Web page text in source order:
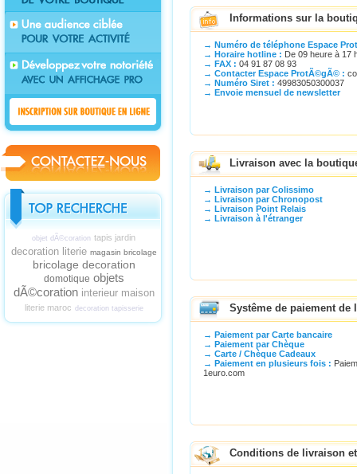
objet dÃ©coration tapis jardin
decoration literie magasin bricolage
bricolage decoration
domotique objets
dÃ©coration interieur maison
literie maroc decoration tapisserie
Informations sur la
→ Numéro de téléphone Espace
→ Horaire hotline : De 09 heure à 17
→ FAX : 04 91 87 08 93
→ Contacter Espace ProtÃ©gÃ© :
→ Numéro Siret : 49983050300037
→ Envoie mensuel de newsletter
Livraison avec la
→ Livraison par Colissimo
→ Livraison par Chronopost
→ Livraison Point Relais
→ Livraison à l'étranger
Systême de paiement
→ Paiement par Carte bancaire
→ Paiement par Chèque
→ Carte / Chèque Cadeaux
→ Paiement en plusieurs fois :
1euro.com
Conditions de livraison